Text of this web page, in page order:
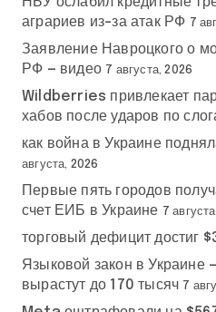
аграриев из-за атак РФ 7
Заявление Навроцкого о
РФ — видео 7 августа, 2026
Wildberries привлекает
хабов после ударов по
как война в Украине
августа, 2026
Первые пять городов
счет ЕИБ в Украине 7
торговый дефицит достиг
Языковой закон в
вырастут до 170 тысяч 7